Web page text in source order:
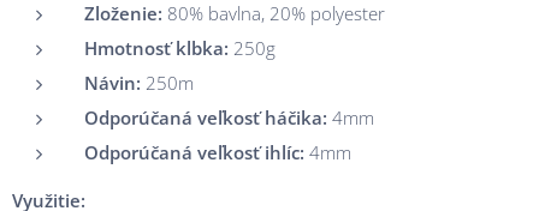
Zloženie: 80% bavlna, 20% polyester
Hmotnosť klbka: 250g
Návin: 250m
Odporúčaná veľkosť háčika: 4mm
Odporúčaná veľkosť ihlíc: 4mm
Využitie: